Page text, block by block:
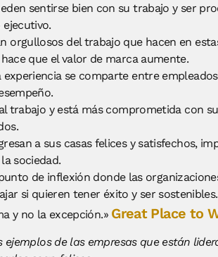
sentirse bien con su trabajo y ser
ejecutivo.
orgullosos del trabajo que hacen en
que el valor de marca aumente.
se comparte entre
trabajo y está más comprometida con
a sus casas felices y satisfechos,
sociedad.
de inflexión donde las
si quieren tener éxito y ser
y no la excepción.» Great Place to
ejemplos de las empresas que están